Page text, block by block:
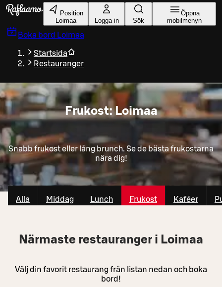
Gå till huvudinnehållet
Position
Loimaa
Logga in Sök
Öppna
mobilmenyn
Boka bord Loimaa
Startsida
Restauranger
Frukost: Loimaa
Snabb frukost eller lång brunch. Se de bästa frukostarna
nära dig!
Alla Middag Lunch Frukost Kaféer
Närmaste restauranger i Loimaa
Välj din favorit restaurang från listan nedan och boka
bord!